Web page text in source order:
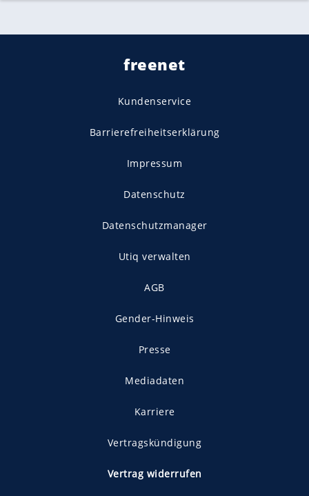
freenet
Kundenservice
Barrierefreiheitserklärung
Impressum
Datenschutz
Datenschutzmanager
Utiq verwalten
AGB
Gender-Hinweis
Presse
Mediadaten
Karriere
Vertragskündigung
Vertrag widerrufen